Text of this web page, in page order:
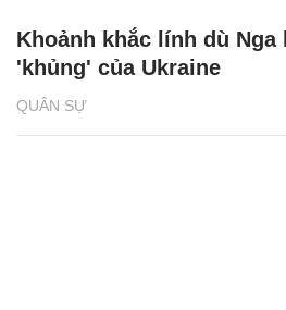
QUÂN SỰ
Khoảnh khắc lính dù Nga
'khủng' của Ukraine